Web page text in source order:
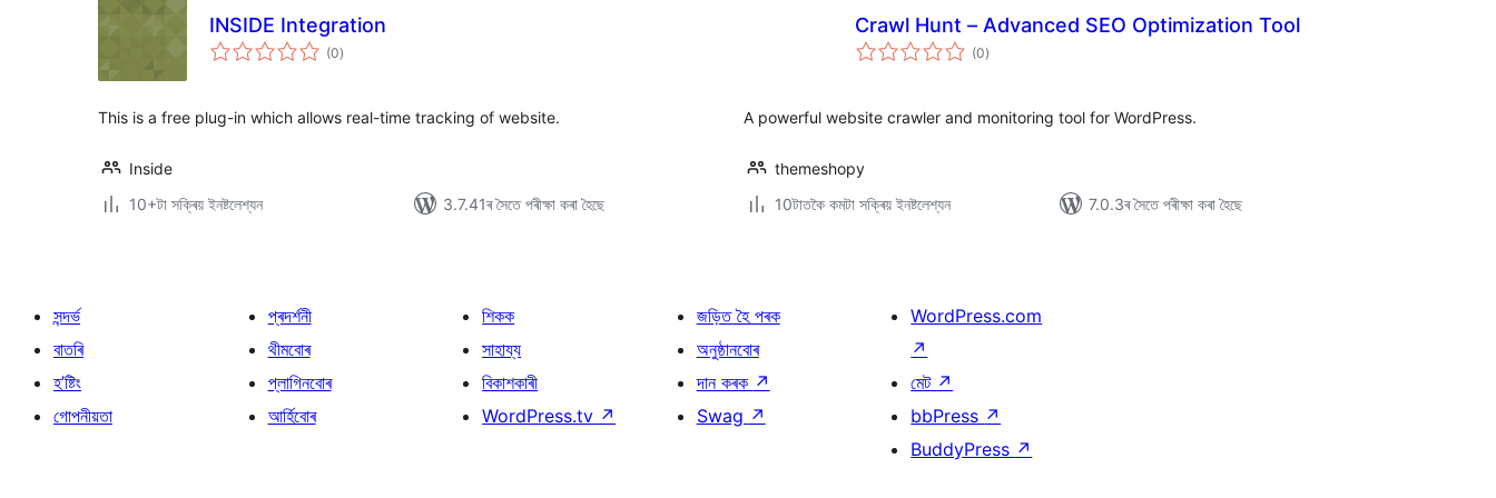
INSIDE Integration
(0টা
মুঠ)
This is a free plug-in which allows real-time tracking of website.
Inside
10+টা সক্ৰিয় ইনষ্টলেশ্যন
3.7.41ৰ সৈতে পৰীক্ষা কৰা হৈছে
Crawl Hunt – Advanced SEO Optimization Tool
(0টা
মুঠ)
A powerful website crawler and monitoring tool for WordPress.
themeshopy
10টাতকৈ কমটা সক্ৰিয় ইনষ্টলেশ্যন
7.0.3ৰ সৈতে পৰীক্ষা কৰা হৈছে
সন্দৰ্ভ
বাতৰি
হ’ষ্টিং
গোপনীয়তা
প্ৰদৰ্শনী
থীমবোৰ
প্লাগিনবোৰ
আৰ্হিবোৰ
শিকক
সাহায্য
বিকাশকাৰী
WordPress.tv ↗
জড়িত হৈ পৰক
অনুষ্ঠানবোৰ
দান কৰক ↗
Swag ↗
WordPress.com
↗
মেট ↗
bbPress ↗
BuddyPress ↗